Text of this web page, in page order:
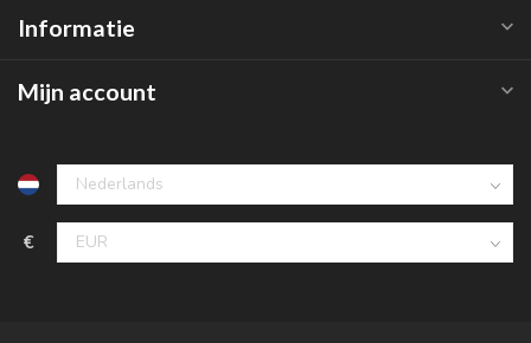
Informatie
Mijn account
€